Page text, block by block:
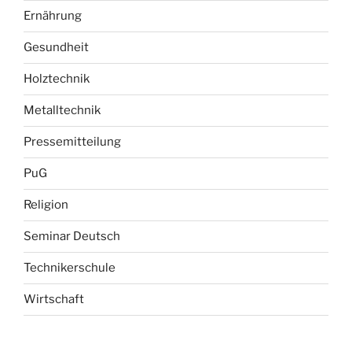
Ernährung
Gesundheit
Holztechnik
Metalltechnik
Pressemitteilung
PuG
Religion
Seminar Deutsch
Technikerschule
Wirtschaft